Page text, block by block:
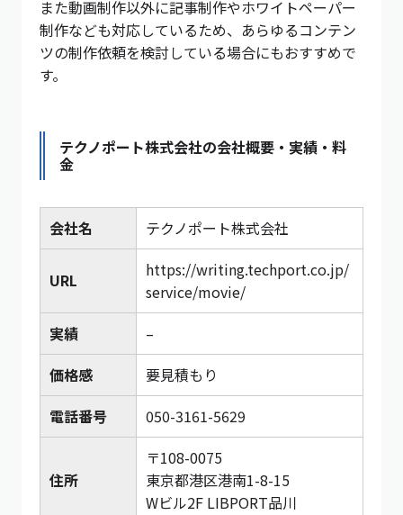
また動画制作以外に記事制作やホワイトペーパー
制作なども対応しているため、あらゆるコンテン
ツの制作依頼を検討している場合にもおすすめで
す。
テクノポート株式会社の会社概要・実績・料
金
会社名 テクノポート株式会社
URL
https://writing.techport.co.jp/
service/movie/
実績
–
価格感
要見積もり
電話番号
050-3161-5629
住所
〒108-0075
東京都港区港南1-8-15
Wビル2F LIBPORT品川